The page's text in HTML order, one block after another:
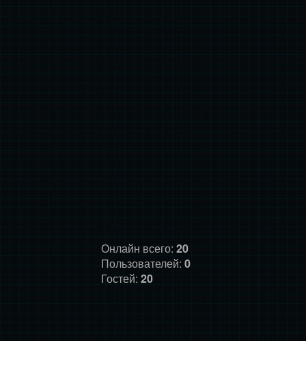
Онлайн всего: 20
Пользователей: 0
Гостей: 20